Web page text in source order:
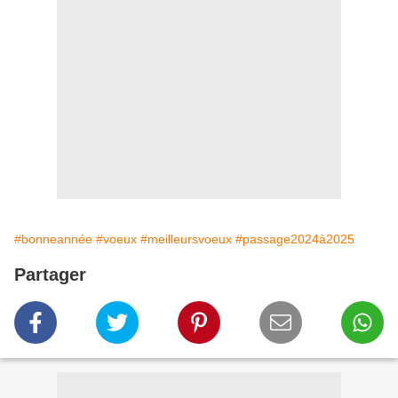
#bonneannée #voeux #meilleursvoeux #passage2024à2025
Partager